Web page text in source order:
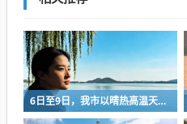
6日至9日，我市以晴热高温天气为主